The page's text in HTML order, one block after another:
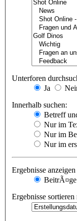
Unterforen
Ja
Innerhalb suchen:
Betreff
Nur im
Nur im
Nur im
Ergebnisse anzeigen
BeitrÃ¤ge
Ergebnisse sortieren